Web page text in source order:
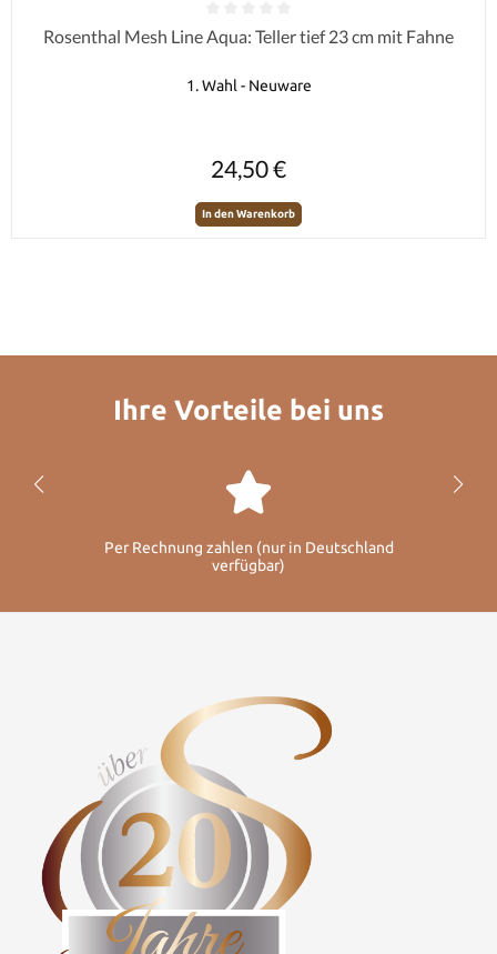
Durchschnittliche Bewertung von 0 von 5 Sternen
Rosenthal Mesh Line Aqua: Teller tief 23 cm mit Fahne
1. Wahl - Neuware
24,50 €
In den Warenkorb
Ihre Vorteile bei uns
Per Rechnung zahlen (nur in Deutschland
verfügbar)